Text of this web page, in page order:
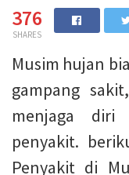
376
SHARES
Musim hujan
gampang
menjaga
penyakit.
Penyakit di